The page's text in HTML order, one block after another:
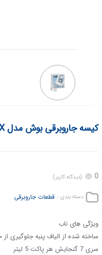
کیسه جاروبرقی بوش مدل MegaAir SuperTEX
0 (دیدگاه کاربر)
دسته بندی : قطعات جاروبرقی
ویژگی های ناب
ساخته شده از الیاف پنبه جلوگیری
سری 7 گنجایش هر پاکت 5 لیتر